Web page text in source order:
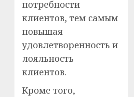
потребности
клиентов, тем самым
повышая
удовлетворенность и
лояльность
клиентов.
Кроме того,